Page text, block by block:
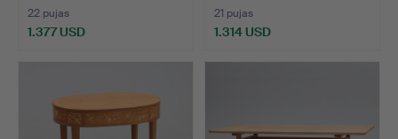
22 pujas
1.377 USD
21 pujas
1.314 USD